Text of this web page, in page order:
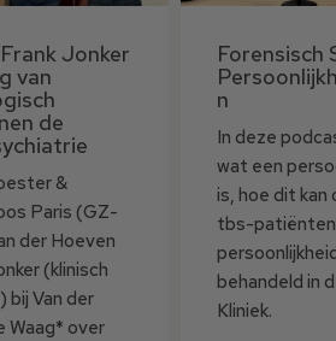
Jonker
van
de
&
Paris (GZ-
der Hoeven
(klinisch
bij Van der
Waag* over
Forensisch
n
In deze
wat een
is, hoe dit
tbs-
behandeld in
Kliniek.